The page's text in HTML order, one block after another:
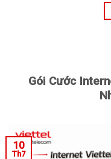
Gói Cước
10
Th7